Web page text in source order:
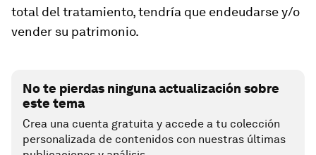
total del tratamiento, tendría que endeudarse y/o
vender su patrimonio.
No te pierdas ninguna actualización sobre
este tema
Crea una cuenta gratuita y accede a tu colección
personalizada de contenidos con nuestras últimas